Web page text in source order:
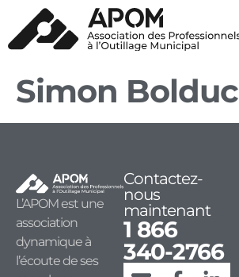
Simon Bolduc
L’APOM est une
association
dynamique à
l’écoute de ses
Contactez-
nous
maintenant
1 866
340-2766